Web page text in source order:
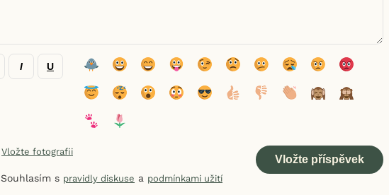
I U
Vložte fotografii
Souhlasím s pravidly diskuse a podmínkami užití